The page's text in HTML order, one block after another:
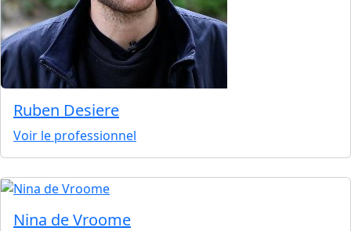
Ruben Desiere
Voir le professionnel
Nina de Vroome